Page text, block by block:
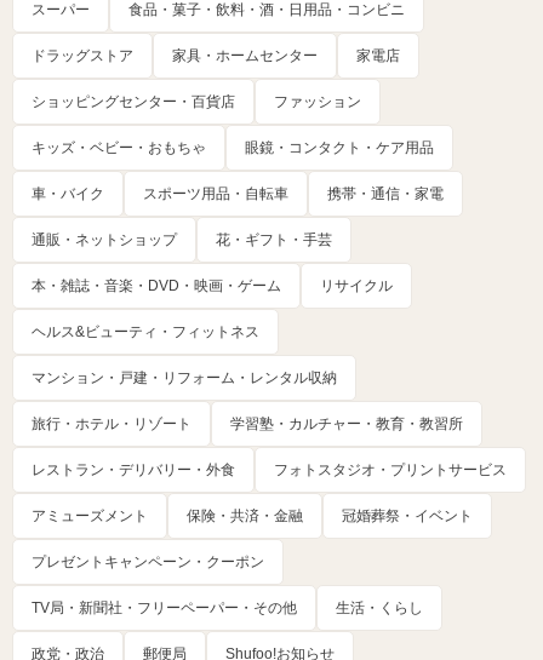
スーパー 食品・菓子・飲料・酒・日用品・コンビニ
ドラッグストア 家具・ホームセンター 家電店
ショッピングセンター・百貨店 ファッション
キッズ・ベビー・おもちゃ 眼鏡・コンタクト・ケア用品
車・バイク スポーツ用品・自転車 携帯・通信・家電
通販・ネットショップ 花・ギフト・手芸
本・雑誌・音楽・DVD・映画・ゲーム リサイクル
ヘルス&ビューティ・フィットネス
マンション・戸建・リフォーム・レンタル収納
旅行・ホテル・リゾート 学習塾・カルチャー・教育・教習所
レストラン・デリバリー・外食 フォトスタジオ・プリントサービス
アミューズメント 保険・共済・金融 冠婚葬祭・イベント
プレゼントキャンペーン・クーポン
TV局・新聞社・フリーペーパー・その他 生活・くらし
政党・政治 郵便局 Shufoo!お知らせ